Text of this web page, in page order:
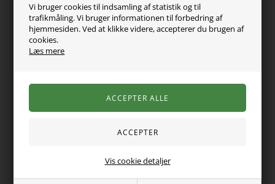
Vi bruger cookies til indsamling af statistik og til
trafikmåling. Vi bruger informationen til forbedring af
hjemmesiden. Ved at klikke videre, accepterer du brugen af
cookies.
Læs mere
Vis cookie detaljer
Vælg Størrelse
Dinotastisk klistermærkesjov: Mini Sticker Fun fra Dino
World. Den praktiske klistermærkebog med et figurativt